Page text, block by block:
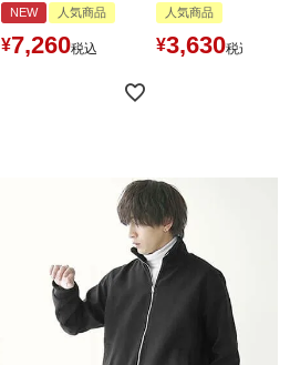
NEW 人気商品
¥7,260税込
人気商品
¥3,630税込